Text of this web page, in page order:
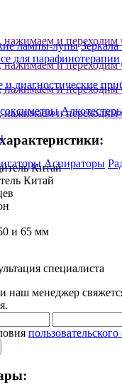
лампы-лупы
для парафинотерапии
и диагностические
Аспираторы
нажимаем и переходим
нажимаем и переходим
нажимаем и переходим
нажимаем и переходим
Китай
Китай
и 65 мм
специалиста
и наш менеджер